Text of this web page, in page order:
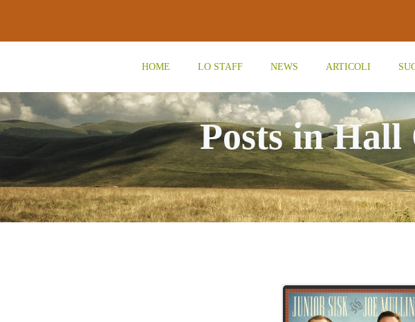
contenuto
HOME LO STAFF NEWS ARTICOLI
Posts in Hall